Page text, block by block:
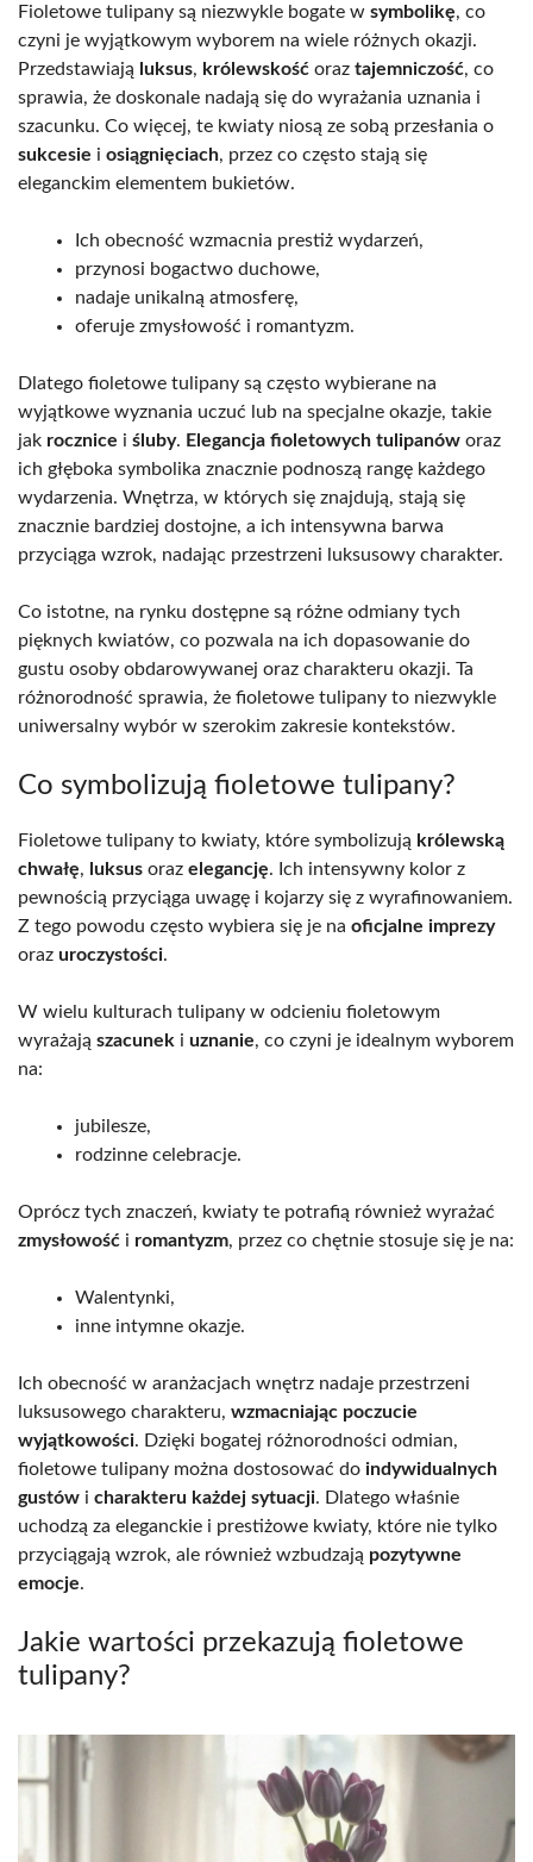
Fioletowe tulipany są niezwykle bogate w symbolikę, co
czyni je wyjątkowym wyborem na wiele różnych okazji.
Przedstawiają luksus, królewskość oraz tajemniczość, co
sprawia, że doskonale nadają się do wyrażania uznania i
szacunku. Co więcej, te kwiaty niosą ze sobą przesłania o
sukcesie i osiągnięciach, przez co często stają się
eleganckim elementem bukietów.
Ich obecność wzmacnia prestiż wydarzeń,
przynosi bogactwo duchowe,
nadaje unikalną atmosferę,
oferuje zmysłowość i romantyzm.
Dlatego fioletowe tulipany są często wybierane na
wyjątkowe wyznania uczuć lub na specjalne okazje, takie
jak rocznice i śluby. Elegancja fioletowych tulipanów oraz
ich głęboka symbolika znacznie podnoszą rangę każdego
wydarzenia. Wnętrza, w których się znajdują, stają się
znacznie bardziej dostojne, a ich intensywna barwa
przyciąga wzrok, nadając przestrzeni luksusowy charakter.
Co istotne, na rynku dostępne są różne odmiany tych
pięknych kwiatów, co pozwala na ich dopasowanie do
gustu osoby obdarowywanej oraz charakteru okazji. Ta
różnorodność sprawia, że fioletowe tulipany to niezwykle
uniwersalny wybór w szerokim zakresie kontekstów.
Co symbolizują fioletowe tulipany?
Fioletowe tulipany to kwiaty, które symbolizują królewską
chwałę, luksus oraz elegancję. Ich intensywny kolor z
pewnością przyciąga uwagę i kojarzy się z wyrafinowaniem.
Z tego powodu często wybiera się je na oficjalne imprezy
oraz uroczystości.
W wielu kulturach tulipany w odcieniu fioletowym
wyrażają szacunek i uznanie, co czyni je idealnym wyborem
na:
jubilesze,
rodzinne celebracje.
Oprócz tych znaczeń, kwiaty te potrafią również wyrażać
zmysłowość i romantyzm, przez co chętnie stosuje się je na:
Walentynki,
inne intymne okazje.
Ich obecność w aranżacjach wnętrz nadaje przestrzeni
luksusowego charakteru, wzmacniając poczucie
wyjątkowości. Dzięki bogatej różnorodności odmian,
fioletowe tulipany można dostosować do indywidualnych
gustów i charakteru każdej sytuacji. Dlatego właśnie
uchodzą za eleganckie i prestiżowe kwiaty, które nie tylko
przyciągają wzrok, ale również wzbudzają pozytywne
emocje.
Jakie wartości przekazują fioletowe
tulipany?